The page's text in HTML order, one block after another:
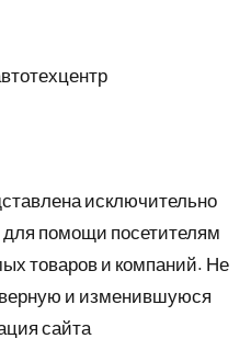
исключительно
для помощи посетителям
товаров и компаний. Не
и изменившуюся
сайта